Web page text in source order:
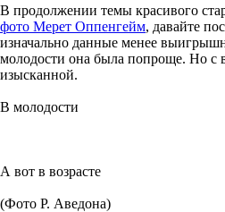
В продолжении темы красивого
фото Мерет Оппенгейм, давайте
изначально данные менее
молодости она была попроще. Но с
изысканной.
В молодости
А вот в возрасте
(Фото Р. Аведона)